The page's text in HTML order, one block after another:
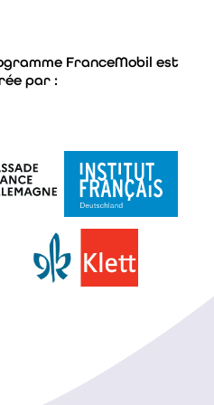
FranceMobil est
par :